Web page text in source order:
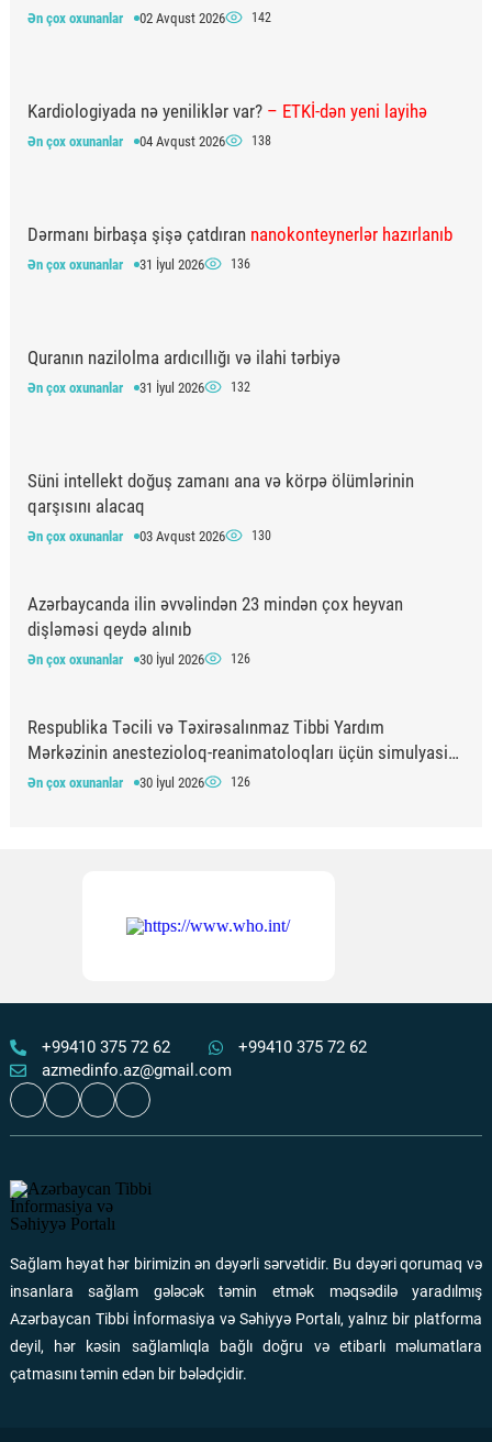
Ən çox oxunanlar 02 Avqust 2026 142
Kardiologiyada nə yeniliklər var? – ETKİ-dən yeni layihə
Ən çox oxunanlar 04 Avqust 2026 138
Dərmanı birbaşa şişə çatdıran nanokonteynerlər hazırlanıb
Ən çox oxunanlar 31 İyul 2026 136
Quranın nazilolma ardıcıllığı və ilahi tərbiyə
Ən çox oxunanlar 31 İyul 2026 132
Süni intellekt doğuş zamanı ana və körpə ölümlərinin
qarşısını alacaq
Ən çox oxunanlar 03 Avqust 2026 130
Azərbaycanda ilin əvvəlindən 23 mindən çox heyvan
dişləməsi qeydə alınıb
Ən çox oxunanlar 30 İyul 2026 126
Respublika Təcili və Təxirəsalınmaz Tibbi Yardım
Mərkəzinin anestezioloq-reanimatoloqları üçün simulyasiya
təlimi keçirilib
Ən çox oxunanlar 30 İyul 2026 126
xəstəliklərin erkən aşkarlanması aparılır
Şuşa şəhərində təcili tibbi yardım bölməsi fəaliyyətə
başlayıb
Əlillik dərəcəsinin təyin olunması müraciət qaydaları
Ən çox oxunanlar
“Quran və peyğəmbərin sünnəsi” anlayışının mənşəyi və
təhrif prosesi
+99410 375 72 62
+99410 375 72 62
azmedinfo.az@gmail.com
Sağlam həyat hər birimizin ən dəyərli sərvətidir. Bu dəyəri qorumaq və
insanlara sağlam gələcək təmin etmək məqsədilə yaradılmış
Azərbaycan Tibbi İnformasiya və Səhiyyə Portalı, yalnız bir platforma
deyil, hər kəsin sağlamlıqla bağlı doğru və etibarlı məlumatlara
çatmasını təmin edən bir bələdçidir.